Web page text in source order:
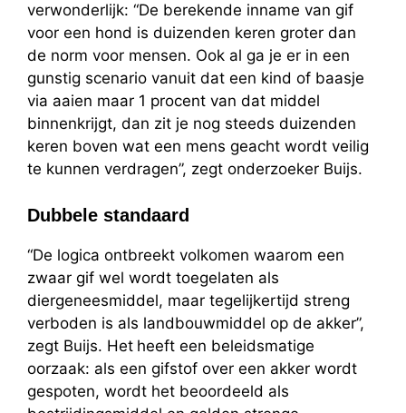
verwonderlijk: “De berekende inname van gif
voor een hond is duizenden keren groter dan
de norm voor mensen. Ook al ga je er in een
gunstig scenario vanuit dat een kind of baasje
via aaien maar 1 procent van dat middel
binnenkrijgt, dan zit je nog steeds duizenden
keren boven wat een mens geacht wordt veilig
te kunnen verdragen”, zegt onderzoeker Buijs.
Dubbele standaard
“De logica ontbreekt volkomen waarom een
zwaar gif wel wordt toegelaten als
diergeneesmiddel, maar tegelijkertijd streng
verboden is als landbouwmiddel op de akker”,
zegt Buijs. Het heeft een beleidsmatige
oorzaak: als een gifstof over een akker wordt
gespoten, wordt het beoordeeld als